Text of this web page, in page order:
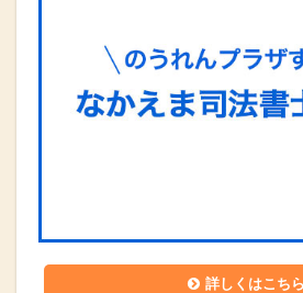
詳しくはこちら